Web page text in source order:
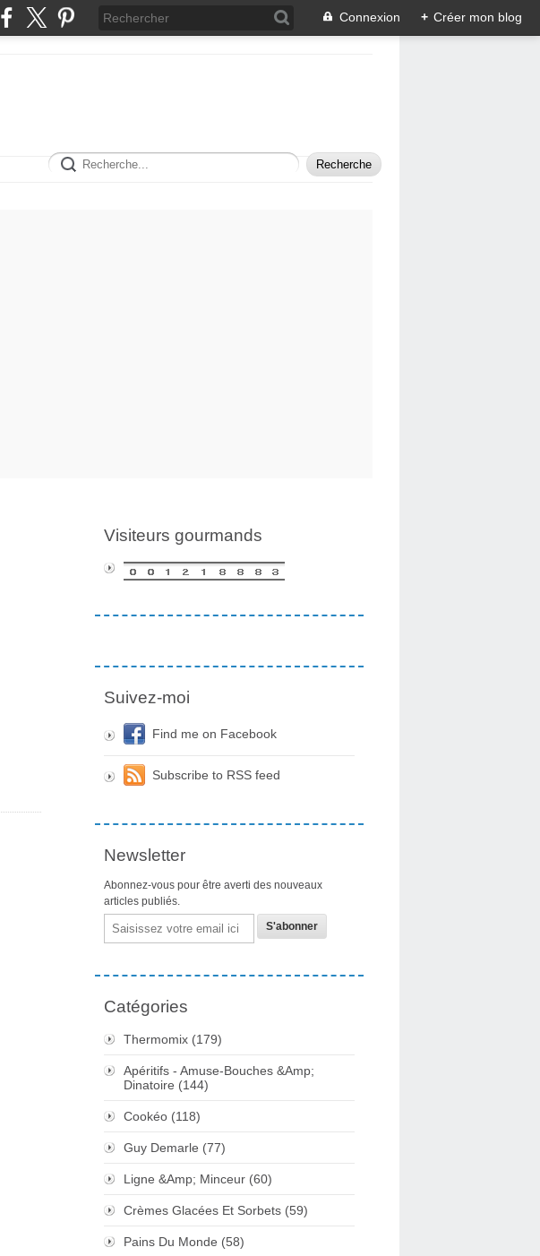
Connexion + Créer mon blog
Visiteurs gourmands
Suivez-moi
Find me on Facebook
Subscribe to RSS feed
Newsletter
Abonnez-vous pour être averti des nouveaux
articles publiés.
Email
Catégories
Thermomix (179)
Apéritifs - Amuse-Bouches &Amp;
Dinatoire (144)
Cookéo (118)
Guy Demarle (77)
Ligne &Amp; Minceur (60)
Crèmes Glacées Et Sorbets (59)
Pains Du Monde (58)